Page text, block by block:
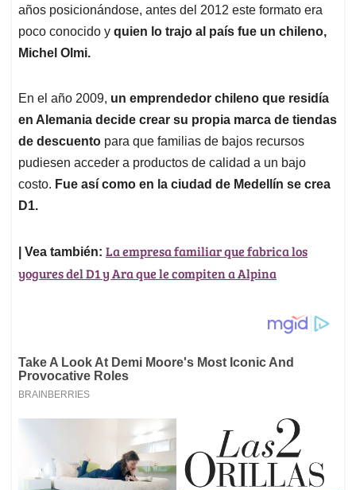
años posicionándose, antes del 2012 este formato era
poco conocido y quien lo trajo al país fue un chileno,
Michel Olmi.
En el año 2009, un emprendedor chileno que residía
en Alemania decide crear su propia marca de tiendas
de descuento para que familias de bajos recursos
pudiesen acceder a productos de calidad a un bajo
costo. Fue así como en la ciudad de Medellín se crea
D1.
| Vea también: La empresa familiar que fabrica los
yogures del D1 y Ara que le compiten a Alpina